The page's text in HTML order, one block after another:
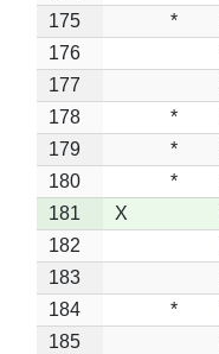
175
*
176
177
178
*
179
*
180
*
181
X
182
183
184
*
185